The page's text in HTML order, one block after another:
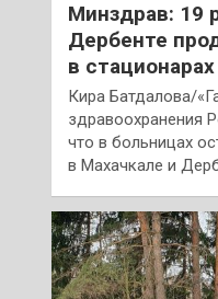
Минздрав: 19
Дербенте
в стационарах
Кира Батдалова/
здравоохранения
что в больницах
в Махачкале и